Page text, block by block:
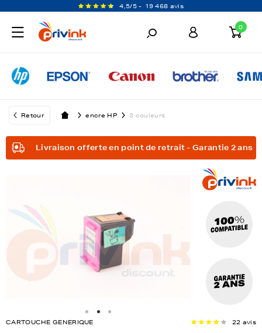
4,5/5 - 19 468 avis
0
Retour encre HP 3 couleurs
Livraison offerte en point de retrait - Garantie 2 ans
CARTOUCHE GENERIQUE 22 avis